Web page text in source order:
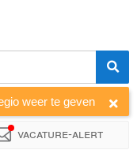
weer te geven
Vacature-alert